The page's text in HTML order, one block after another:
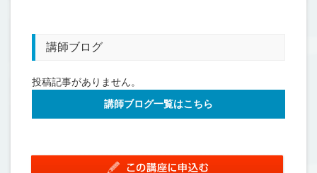
講師ブログ
投稿記事がありません。
講師ブログ一覧はこちら